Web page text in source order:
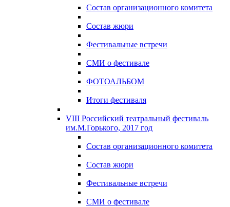
Состав организационного комитета
Состав жюри
Фестивальные встречи
СМИ о фестивале
ФОТОАЛЬБОМ
Итоги фестиваля
VIII Российский театральный фестиваль
им.М.Горького, 2017 год
Состав организационного комитета
Состав жюри
Фестивальные встречи
СМИ о фестивале